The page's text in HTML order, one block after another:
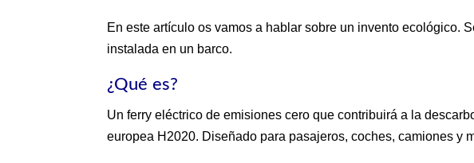
En este artículo os vamos a hablar sobre un invento ecológico.
instalada en un barco.
¿Qué es?
Un ferry eléctrico de emisiones cero que contribuirá a la
europea H2020. Diseñado para pasajeros, coches, camiones y